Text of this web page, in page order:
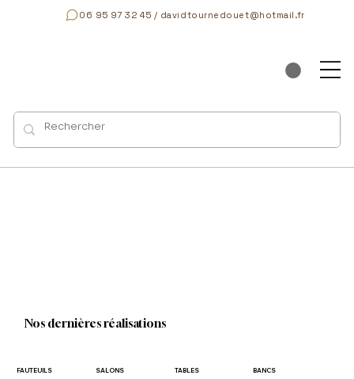
06 95 97 32 45 / davidtournedouet@hotmail.fr
Nos dernières réalisations
FAUTEUILS SALONS TABLES BANCS